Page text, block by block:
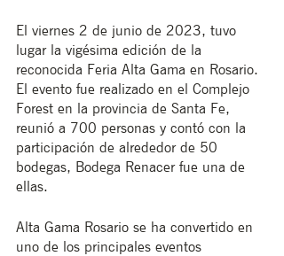
El viernes 2 de junio de 2023, tuvo
lugar la vigésima edición de la
reconocida Feria Alta Gama en Rosario.
El evento fue realizado en el Complejo
Forest en la provincia de Santa Fe,
reunió a 700 personas y contó con la
participación de alrededor de 50
bodegas, Bodega Renacer fue una de
ellas.
Alta Gama Rosario se ha convertido en
uno de los principales eventos